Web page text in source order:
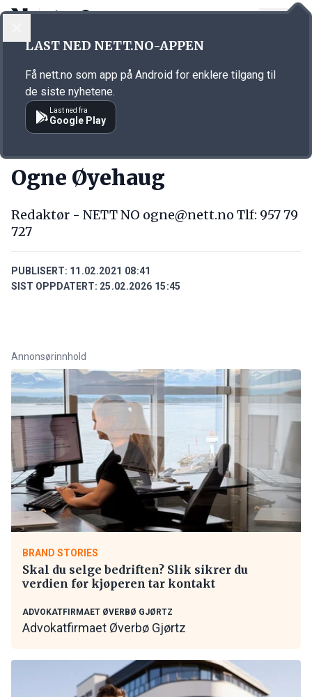
Annonsørinnhold
Ogne Øyehaug
Redaktør - NETT NO ogne@nett.no Tlf: 957 79
727
PUBLISERT: 11.02.2021 08:41
SIST OPPDATERT: 25.02.2026 15:45
Annonsørinnhold
BRAND STORIES
Skal du selge bedriften? Slik sikrer du
verdien før kjøperen tar kontakt
ADVOKATFIRMAET ØVERBØ GJØRTZ
Advokatfirmaet Øverbø Gjørtz
LAST NED NETT.NO-APPEN
Få nett.no som app på Android for enklere tilgang til
de siste nyhetene.
Last ned fra
Google Play